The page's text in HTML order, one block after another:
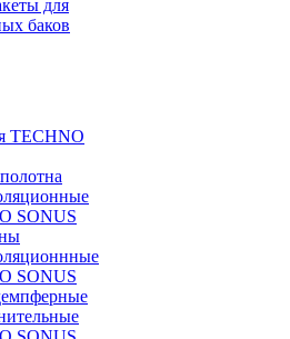
для
баков
TECHNO
SONUS
SONUS